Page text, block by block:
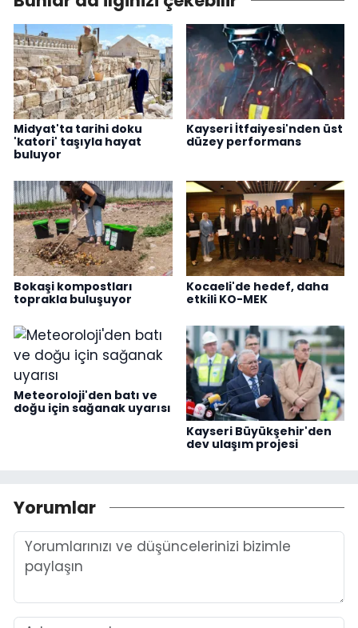
Midyat'ta tarihi doku
'katori' taşıyla hayat
buluyor
Kayseri İtfaiyesi'nden üst
düzey performans
Bokaşi kompostları
toprakla buluşuyor
Kocaeli'de hedef, daha
etkili KO-MEK
Meteoroloji'den batı ve
doğu için sağanak uyarısı
Kayseri Büyükşehir'den
dev ulaşım projesi
Yorumlar